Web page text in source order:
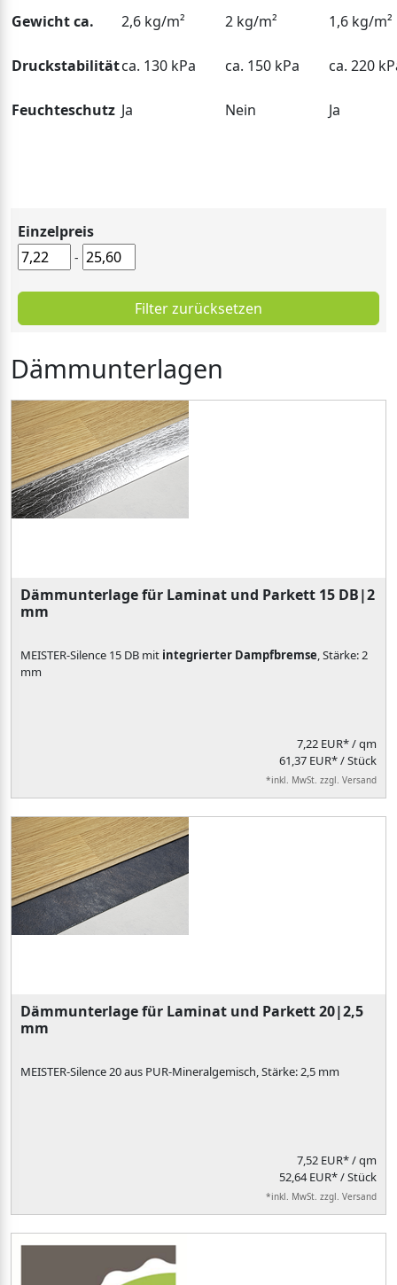
Gewicht ca. 2,6 kg/m² 2 kg/m² 1,6 kg/m²
Druckstabilitätca. 130 kPa ca. 150 kPa ca. 220
Feuchteschutz Ja Nein Ja
Einzelpreis
-
Filter zurücksetzen
Dämmunterlagen
Dämmunterlage für Laminat und Parkett 15 DB|2
mm
MEISTER-Silence 15 DB mit integrierter Dampfbremse, Stärke: 2
mm
7,22 EUR*/ qm
61,37 EUR* / Stück
*inkl. MwSt. zzgl. Versand
Dämmunterlage für Laminat und Parkett 20|2,5
mm
MEISTER-Silence 20 aus PUR-Mineralgemisch, Stärke: 2,5 mm
7,52 EUR*/ qm
52,64 EUR* / Stück
*inkl. MwSt. zzgl. Versand